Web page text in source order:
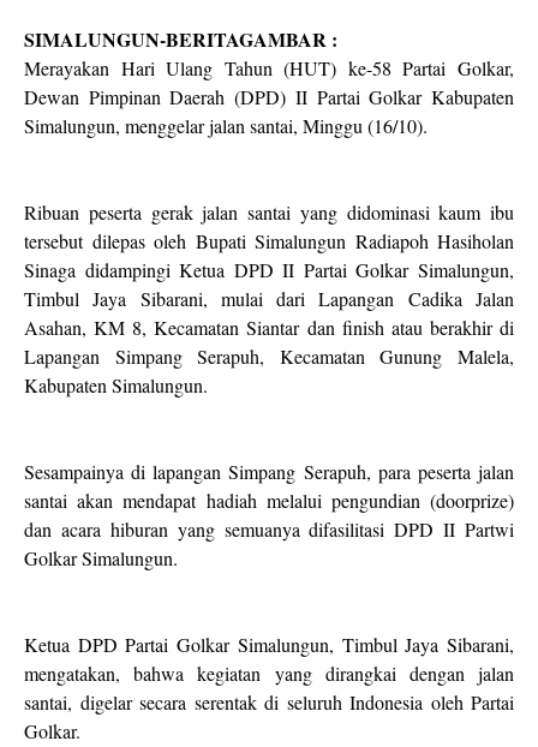
SIMALUNGUN-BERITAGAMBAR :
Merayakan Hari Ulang Tahun (HUT) ke-58 Partai Golkar,
Dewan Pimpinan Daerah (DPD) II Partai Golkar Kabupaten
Simalungun, menggelar jalan santai, Minggu (16/10).
Ribuan peserta gerak jalan santai yang didominasi kaum ibu
tersebut dilepas oleh Bupati Simalungun Radiapoh Hasiholan
Sinaga didampingi Ketua DPD II Partai Golkar Simalungun,
Timbul Jaya Sibarani, mulai dari Lapangan Cadika Jalan
Asahan, KM 8, Kecamatan Siantar dan finish atau berakhir di
Lapangan Simpang Serapuh, Kecamatan Gunung Malela,
Kabupaten Simalungun.
Sesampainya di lapangan Simpang Serapuh, para peserta jalan
santai akan mendapat hadiah melalui pengundian (doorprize)
dan acara hiburan yang semuanya difasilitasi DPD II Partwi
Golkar Simalungun.
Ketua DPD Partai Golkar Simalungun, Timbul Jaya Sibarani,
mengatakan, bahwa kegiatan yang dirangkai dengan jalan
santai, digelar secara serentak di seluruh Indonesia oleh Partai
Golkar.